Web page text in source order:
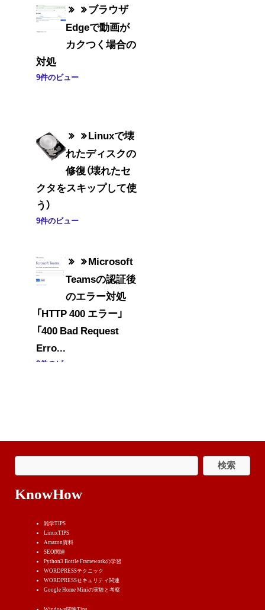
ブラウザ
Edgeで動画が
カクつく場合の
対処
9件のビュー
Linuxで壊
れたディスクの
修復（壊れたセ
クタをスキップして使
う）
9件のビュー
Microsoft
Teamsの認証後
のエラー対処
「HTTP 400 エラー」
「400 Bad Request
Erro...
9件のビュー
KnowHow
雑学TIPS
LinuxTIPS
Amazon資料
SEO関連
Python3 Bottle Frameworkの学習
WORDPRESSテクニック
WORDPRESSせキュリティ関連
Google Home Miniの実験と考察